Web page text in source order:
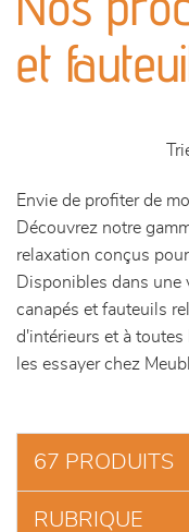
meubles de
et
Envie de profiter de
Découvrez notre
relaxation conçus
Disponibles dans
canapés et fauteuils
d'intérieurs et à toutes
les essayer chez
67 PRODUITS
RUBRIQUE